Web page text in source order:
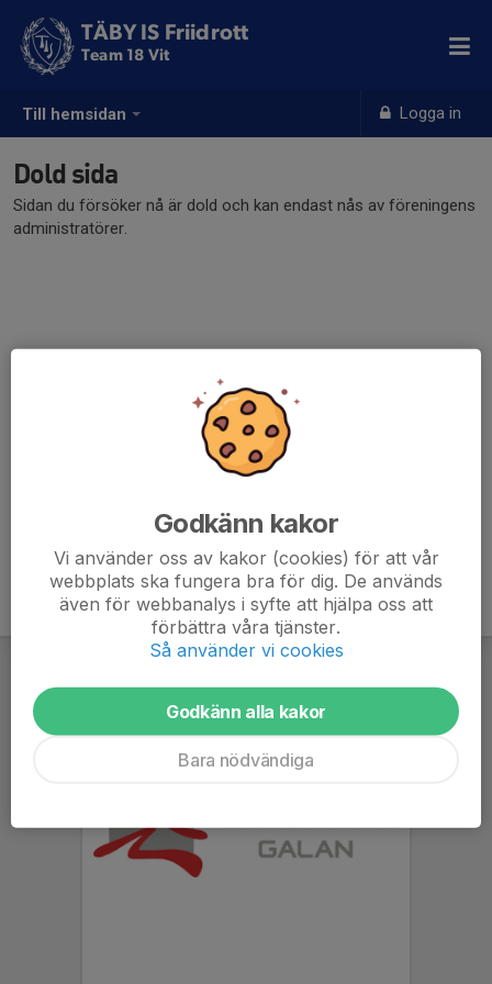
Till hemsidan Logga in
TÄBY IS Friidrott
Team 18 Vit
Dold sida
Sidan du försöker nå är dold och kan endast nås av föreningens
administratörer.
Godkänn kakor
Vi använder oss av kakor (cookies) för att vår
webbplats ska fungera bra för dig. De används
även för webbanalys i syfte att hjälpa oss att
förbättra våra tjänster.
Så använder vi cookies
Godkänn alla kakor
Bara nödvändiga